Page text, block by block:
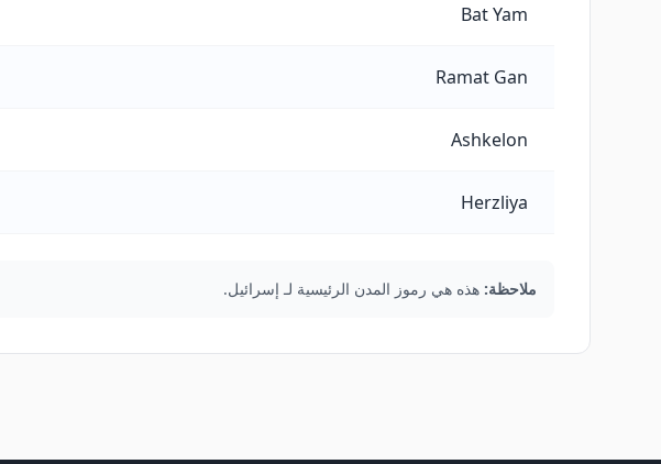
Bat Yam
Ramat Gan
Ashkelon
Herzliya
ملاحظة: هذه هي رموز المدن الرئيسية لـ إسرائيل.